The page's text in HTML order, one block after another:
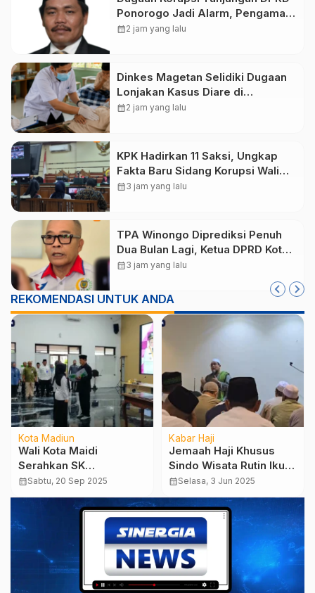
Ponorogo Jadi Alarm, Pengamat
Minta Magetan Perkuat Tata
calendar_month2 jam yang lalu
Dinkes Magetan Selidiki Dugaan
Lonjakan Kasus Diare di
Lembeyan, Lakukan Penyelidikan
calendar_month2 jam yang lalu
KPK Hadirkan 11 Saksi, Ungkap
Fakta Baru Sidang Korupsi Wali
Kota Madiun Nonaktif Maidi
calendar_month3 jam yang lalu
TPA Winongo Diprediksi Penuh
Dua Bulan Lagi, Ketua DPRD Kota
Madiun Desak Pemkot Percepat
calendar_month3 jam yang lalu
REKOMENDASI UNTUK ANDA
Kota Madiun
Wali Kota Maidi
Serahkan SK
Pengangkatan 37
PPPK, Ingatkan Soal
Disiplin dan Evaluasi
Kinerja
calendar_monthSabtu, 20 Sep 2025
Kabar Haji
Jemaah Haji Khusus
Sindo Wisata Rutin Ikuti
Kajian Ba’dha Sholat
Fardhu
calendar_monthSelasa, 3 Jun 2025